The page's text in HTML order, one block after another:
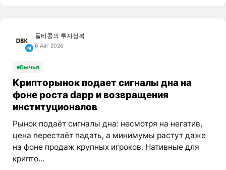
돌비콩의 투자정복
6 Авг 2026
Бычья
Крипторынок подает сигналы дна на
фоне роста dapp и возвращения
институционалов
Рынок подаёт сигналы дна: несмотря на негатив,
цена перестаёт падать, а минимумы растут даже
на фоне продаж крупных игроков. Нативные для
крипто...